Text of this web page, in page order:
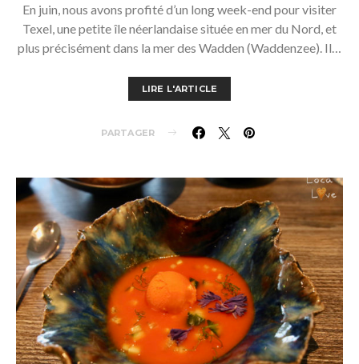
En juin, nous avons profité d’un long week-end pour visiter
Texel, une petite île néerlandaise située en mer du Nord, et
plus précisément dans la mer des Wadden (Waddenzee). Il…
LIRE L'ARTICLE
PARTAGER